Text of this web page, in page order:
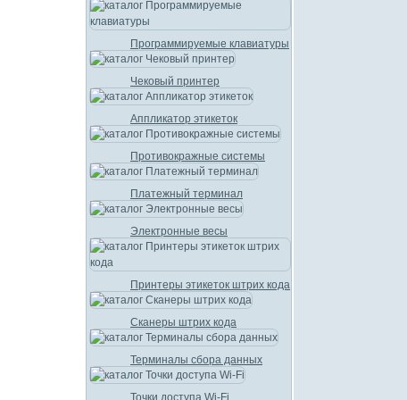
Программируемые клавиатуры
Чековый принтер
Аппликатор этикеток
Противокражные системы
Платежный терминал
Электронные весы
Принтеры этикеток штрих кода
Сканеры штрих кода
Терминалы сбора данных
Точки доступа Wi-Fi